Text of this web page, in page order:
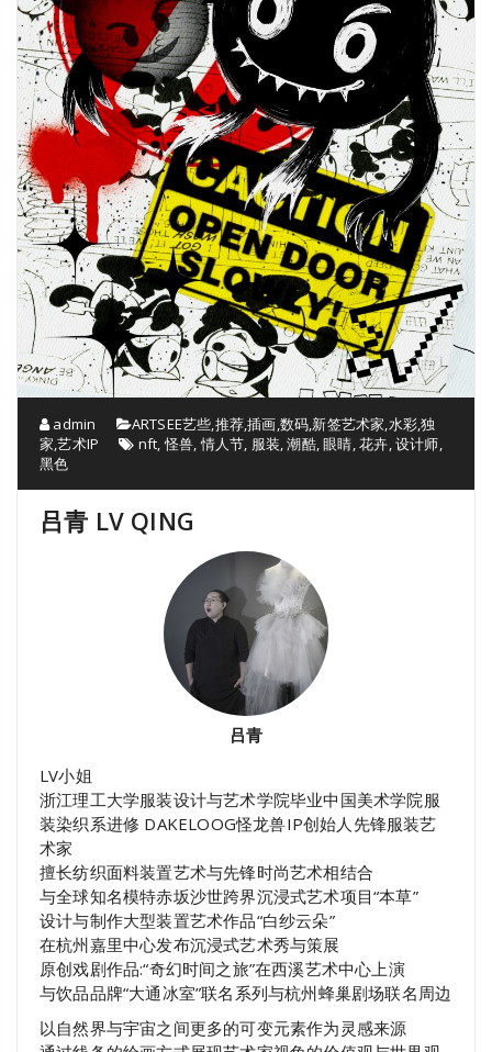
admin ARTSEE艺些,推荐,插画,数码,新签艺术家,水彩,独
家,艺术IP nft,怪兽,情人节, 服装,潮酷,眼睛,花卉,设计师,
黑色
吕青 LV QING
吕青
LV小姐
浙江理工大学服装设计与艺术学院毕业中国美术学院服
装染织系进修 DAKELOOG怪龙兽IP创始人先锋服装艺
术家
擅长纺织面料装置艺术与先锋时尚艺术相结合
与全球知名模特赤坂沙世跨界沉浸式艺术项目“本草”
设计与制作大型装置艺术作品“白纱云朵”
在杭州嘉里中心发布沉浸式艺术秀与策展
原创戏剧作品:“奇幻时间之旅”在西溪艺术中心上演
与饮品品牌“大通冰室”联名系列与杭州蜂巢剧场联名周边
以自然界与宇宙之间更多的可变元素作为灵感来源